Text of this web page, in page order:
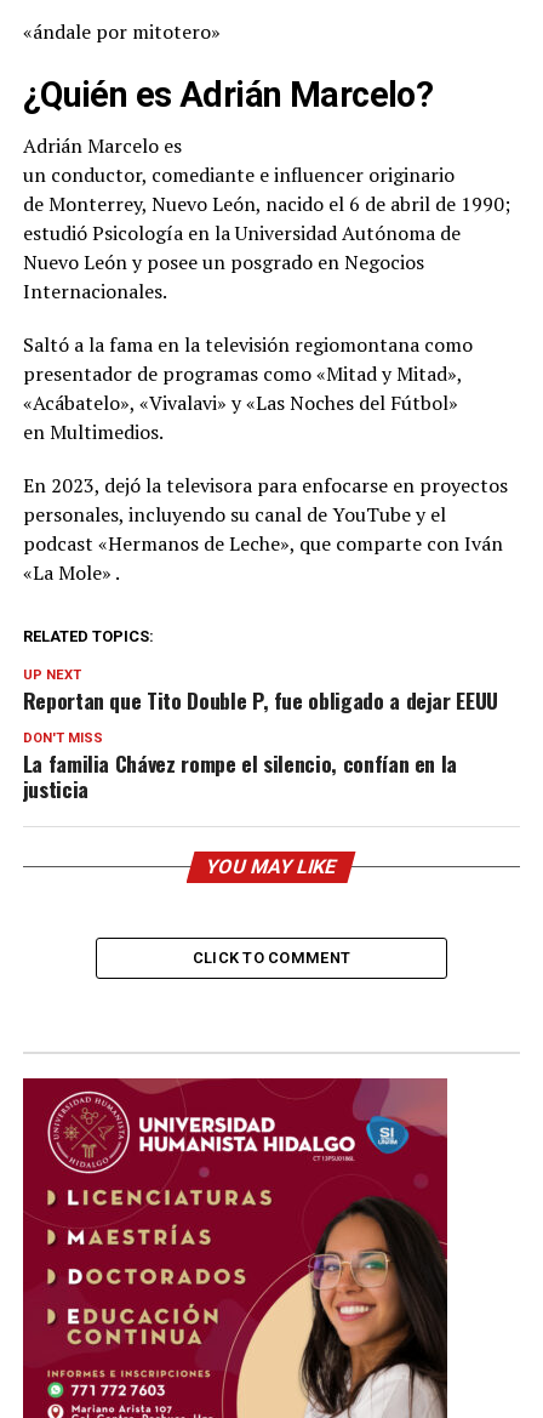
«ándale por mitotero»
¿Quién es Adrián Marcelo?
Adrián Marcelo es
un conductor, comediante e influencer originario
de Monterrey, Nuevo León, nacido el 6 de abril de 1990;
estudió Psicología en la Universidad Autónoma de
Nuevo León y posee un posgrado en Negocios
Internacionales.
Saltó a la fama en la televisión regiomontana como
presentador de programas como «Mitad y Mitad»,
«Acábatelo», «Vivalavi» y «Las Noches del Fútbol»
en Multimedios.
En 2023, dejó la televisora para enfocarse en proyectos
personales, incluyendo su canal de YouTube y el
podcast «Hermanos de Leche», que comparte con Iván
«La Mole» .
RELATED TOPICS:
UP NEXT
Reportan que Tito Double P, fue obligado a dejar EEUU
DON'T MISS
La familia Chávez rompe el silencio, confían en la
justicia
YOU MAY LIKE
CLICK TO COMMENT